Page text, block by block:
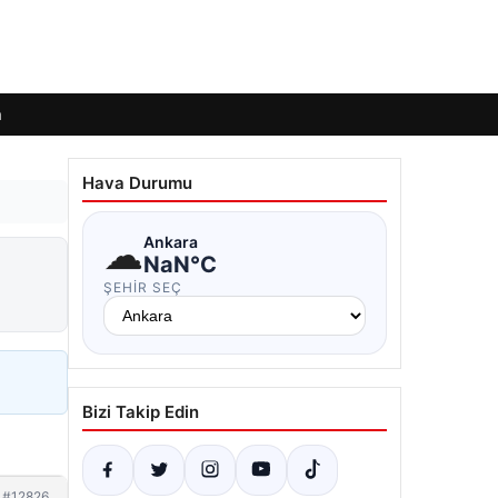
Hava Durumu
☁Ankara
NaN°C
ŞEHIR SEÇ
Bizi Takip Edin